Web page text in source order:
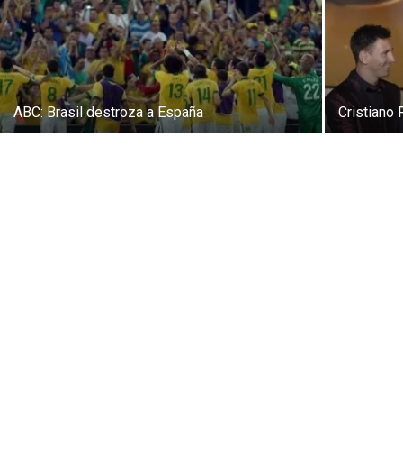
ABC: Brasil destroza a España Cristiano